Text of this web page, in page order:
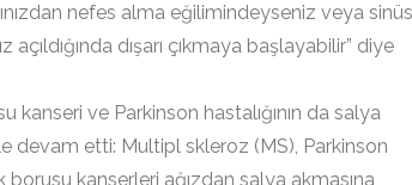
nefes alma eğilimindeyseniz veya sinüs
dışarı çıkmaya başlayabilir” diye
ve Parkinson hastalığının da salya
devam etti: Multipl skleroz (MS), Parkinson
kanserleri ağızdan salya akmasına